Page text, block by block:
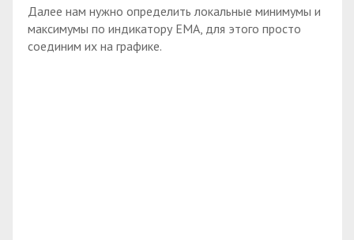
Далее нам нужно определить локальные минимумы и
максимумы по индикатору EMA, для этого просто
соединим их на графике.